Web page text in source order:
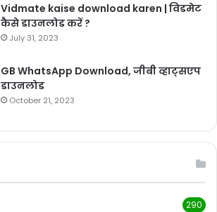
Vidmate kaise download karen | विडमेट
कैसे डाउनलोड करें ?
July 31, 2023
GB WhatsApp Download, जीबी व्हाट्सएप
डाउनलोड
October 21, 2023
290